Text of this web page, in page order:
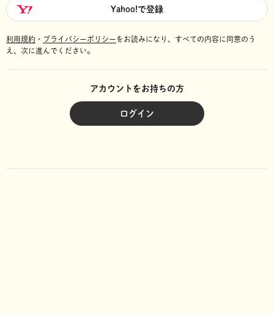
Yahoo!で登録
利用規約 ・ プライバシーポリシーをお読みになり、 すべての内容に同意のう
え、次に進んでください。
アカウントをお持ちの方
ログイン